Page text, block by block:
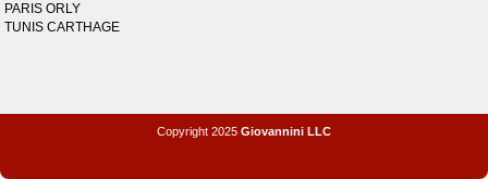
PARIS ORLY
TUNIS CARTHAGE
Copyright 2025 Giovannini LLC